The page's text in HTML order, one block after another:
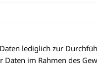
lediglich zur
im Rahmen des